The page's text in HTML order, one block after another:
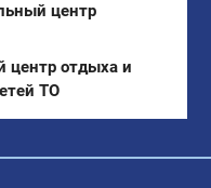
центр
центр отдыха и
ТО